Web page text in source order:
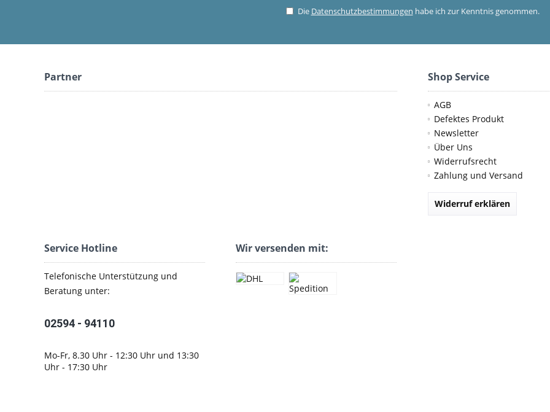
Die Datenschutzbestimmungen habe ich zur Kenntnis genommen.
Partner Shop Service
AGB
Defektes Produkt
Newsletter
Über Uns
Widerrufsrecht
Zahlung und Versand
Widerruf erklären
Service Hotline
Telefonische Unterstützung und
Beratung unter:
02594 - 94110
Mo-Fr, 8.30 Uhr - 12:30 Uhr und 13:30
Uhr - 17:30 Uhr
Wir versenden mit: